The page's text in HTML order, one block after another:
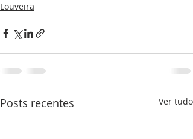
Louveira
Posts recentes Ver tudo